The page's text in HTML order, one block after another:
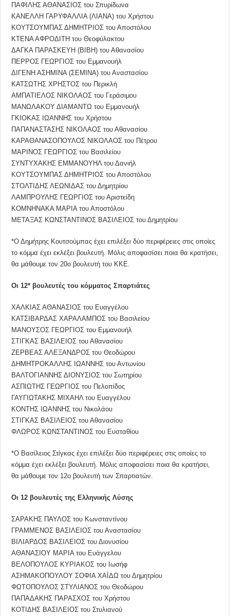
ΠΑΦΙΛΗΣ ΑΘΑΝΑΣΙΟΣ του Σπυρίδωνα
ΚΑΝΕΛΛΗ ΓΑΡΥΦΑΛΛΙΑ (ΛΙΑΝΑ) του Χρήστου
ΚΟΥΤΣΟΥΜΠΑΣ ΔΗΜΗΤΡΙΟΣ του Αποστόλου
ΚΤΕΝΑ ΑΦΡΟΔΙΤΗ του Θεοφύλακτου
ΔΑΓΚΑ ΠΑΡΑΣΚΕΥΗ (ΒΙΒΗ) του Αθανασίου
ΠΕΡΡΟΣ ΓΕΩΡΓΙΟΣ του Εμμανουήλ
ΔΙΓΕΝΗ ΑΣΗΜΙΝΑ (ΣΕΜΙΝΑ) του Αναστασίου
ΚΑΤΣΩΤΗΣ ΧΡΗΣΤΟΣ του Περικλή
ΑΜΠΑΤΙΕΛΟΣ ΝΙΚΟΛΑΟΣ του Γεράσιμου
ΜΑΝΩΛΑΚΟΥ ΔΙΑΜΑΝΤΩ του Εμμανουήλ
ΓΚΙΟΚΑΣ ΙΩΑΝΝΗΣ του Χρήστου
ΠΑΠΑΝΑΣΤΑΣΗΣ ΝΙΚΟΛΑΟΣ του Αθανασίου
ΚΑΡΑΘΑΝΑΣΟΠΟΥΛΟΣ ΝΙΚΟΛΑΟΣ του Πέτρου
ΜΑΡΙΝΟΣ ΓΕΩΡΓΙΟΣ του Βασιλείου
ΣΥΝΤΥΧΑΚΗΣ ΕΜΜΑΝΟΥΗΛ του Δανιήλ
ΚΟΥΤΣΟΥΜΠΑΣ ΔΗΜΗΤΡΙΟΣ του Αποστόλου
ΣΤΟΛΤΙΔΗΣ ΛΕΩΝΙΔΑΣ του Δημητρίου
ΛΑΜΠΡΟΥΛΗΣ ΓΕΩΡΓΙΟΣ του Αριστείδη
ΚΟΜΝΗΝΑΚΑ ΜΑΡΙΑ του Αποστόλου
ΜΕΤΑΞΑΣ ΚΩΝΣΤΑΝΤΙΝΟΣ ΒΑΣΙΛΕΙΟΣ του Δημητρίου
*Ο Δημήτρης Κουτσούμπας έχει επιλέξει δύο περιφέρειες στις οποίες
το κόμμα έχει εκλέξει βουλευτή. Μόλις αποφασίσει ποια θα κρατήσει,
θα μάθουμε τον 20ο βουλευτή του ΚΚΕ.
Οι 12* βουλευτές του κόμματος Σπαρτιάτες
ΧΑΛΚΙΑΣ ΑΘΑΝΑΣΙΟΣ του Ευαγγέλου
ΚΑΤΣΙΒΑΡΔΑΣ ΧΑΡΑΛΑΜΠΟΣ του Βασιλείου
ΜΑΝΟΥΣΟΣ ΓΕΩΡΓΙΟΣ του Εμμανουήλ
ΣΤΙΓΚΑΣ ΒΑΣΙΛΕΙΟΣ του Αθανασίου
ΖΕΡΒΕΑΣ ΑΛΕΞΑΝΔΡΟΣ του Θεοδώρου
ΔΗΜΗΤΡΟΚΑΛΛΗΣ ΙΩΑΝΝΗΣ του Αντωνίου
ΒΑΛΤΟΓΙΑΝΝΗΣ ΔΙΟΝΥΣΙΟΣ του Σωτηρίου
ΑΣΠΙΩΤΗΣ ΓΕΩΡΓΙΟΣ του Πελοπίδος
ΓΑΥΓΙΩΤΑΚΗΣ ΜΙΧΑΗΛ του Ευαγγέλου
ΚΟΝΤΗΣ ΙΩΑΝΝΗΣ του Νικολάου
ΣΤΙΓΚΑΣ ΒΑΣΙΛΕΙΟΣ του Αθανασίου
ΦΛΩΡΟΣ ΚΩΝΣΤΑΝΤΙΝΟΣ του Ευσταθίου
*Ο Βασίλειος Στίγκας έχει επιλέξει δύο περιφέρειες στις οποίες το
κόμμα έχει εκλέξει βουλευτή. Μόλις αποφασίσει ποια θα κρατήσει,
θα μάθουμε τον 12ο βουλευτή των Σπαρτιατών.
Οι 12 βουλευτές της Ελληνικής Λύσης
ΣΑΡΑΚΗΣ ΠΑΥΛΟΣ του Κωνσταντίνου
ΓΡΑΜΜΕΝΟΣ ΒΑΣΙΛΕΙΟΣ του Αναστασίου
ΒΙΛΙΑΡΔΟΣ ΒΑΣΙΛΕΙΟΣ του Διονυσίου
ΑΘΑΝΑΣΙΟΥ ΜΑΡΙΑ του Ευάγγελου
ΒΕΛΟΠΟΥΛΟΣ ΚΥΡΙΑΚΟΣ του Ιωσήφ
ΑΣΗΜΑΚΟΠΟΥΛΟΥ ΣΟΦΙΑ ΧΑΪΔΩ του Δημητρίου
ΦΩΤΟΠΟΥΛΟΣ ΣΤΥΛΙΑΝΟΣ του Θεοδώρου
ΠΑΠΑΔΑΚΗΣ ΠΑΡΑΣΧΟΣ του Χρήστου
ΚΟΤΙΔΗΣ ΒΑΣΙΛΕΙΟΣ του Στυλιανού